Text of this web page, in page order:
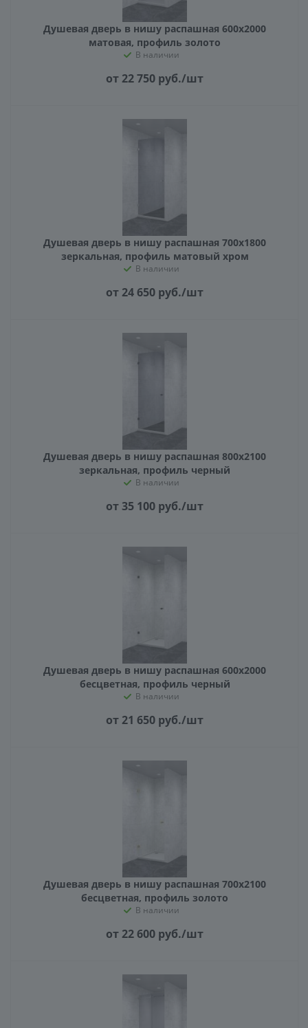
Душевая дверь в нишу распашная 600х2000
матовая, профиль золото
В наличии
от 22 750 руб./шт
Душевая дверь в нишу распашная 700х1800
зеркальная, профиль матовый хром
В наличии
от 24 650 руб./шт
Душевая дверь в нишу распашная 800х2100
зеркальная, профиль черный
В наличии
от 35 100 руб./шт
Душевая дверь в нишу распашная 600х2000
бесцветная, профиль черный
В наличии
от 21 650 руб./шт
Душевая дверь в нишу распашная 700х2100
бесцветная, профиль золото
В наличии
от 22 600 руб./шт